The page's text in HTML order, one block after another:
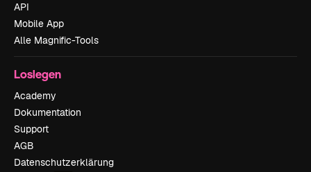
API
Mobile App
Alle Magnific-Tools
Loslegen
Academy
Dokumentation
Support
AGB
Datenschutzerklärung